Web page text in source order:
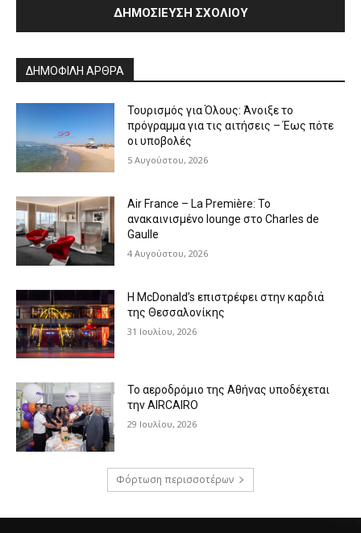
ΔΗΜΟΦΙΛΗ ΑΡΘΡΑ
Τουρισμός για Όλους: Άνοιξε το
πρόγραμμα για τις αιτήσεις – Έως πότε
οι υποβολές
5 Αυγούστου, 2026
Air France – La Première: Το
ανακαινισμένο lounge στο Charles de
Gaulle
4 Αυγούστου, 2026
Η McDonald’s επιστρέφει στην καρδιά
της Θεσσαλονίκης
31 Ιουλίου, 2026
Το αεροδρόμιο της Αθήνας υποδέχεται
την AIRCAIRO
29 Ιουλίου, 2026
Φόρτωση περισσοτέρων